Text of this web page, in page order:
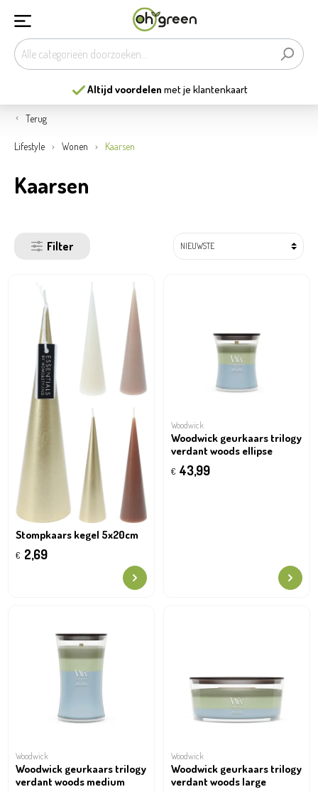
13mooiste tuincentravan België
Terug
Lifestyle Wonen Kaarsen
Kaarsen
Filter
Stompkaars kegel 5x20cm
€ 2,69
Woodwick
Woodwick geurkaars trilogy
verdant woods ellipse
€ 43,99
Woodwick
Woodwick geurkaars trilogy
verdant woods medium
Woodwick
Woodwick geurkaars trilogy
verdant woods large